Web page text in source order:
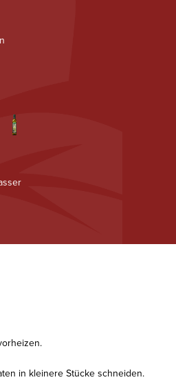
in kleinere Stücke schneiden.